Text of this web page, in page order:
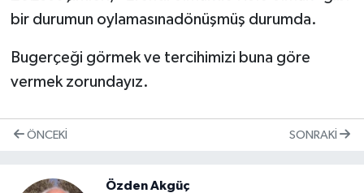
bir durumun oylamasınadönüşmüş durumda.
Bugerçeği görmek ve tercihimizi buna göre
vermek zorundayız.
ÖNCEKI SONRAKI
Özden Akgüç